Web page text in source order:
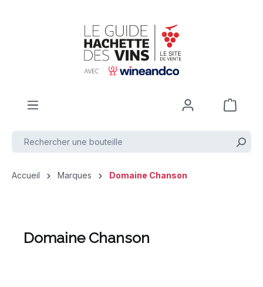
Accueil Marques Domaine Chanson
Domaine Chanson